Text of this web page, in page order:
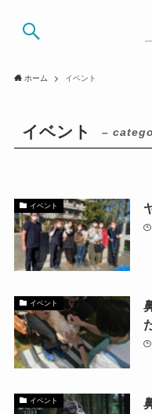
ホーム イベント
イベント –
イベント
イベント
イベント